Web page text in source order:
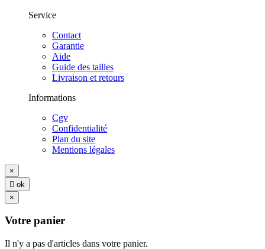
Service
Contact
Garantie
Aide
Guide des tailles
Livraison et retours
Informations
Cgv
Confidentialité
Plan du site
Mentions légales
×
 ok
×
Votre panier
Il n'y a pas d'articles dans votre panier.